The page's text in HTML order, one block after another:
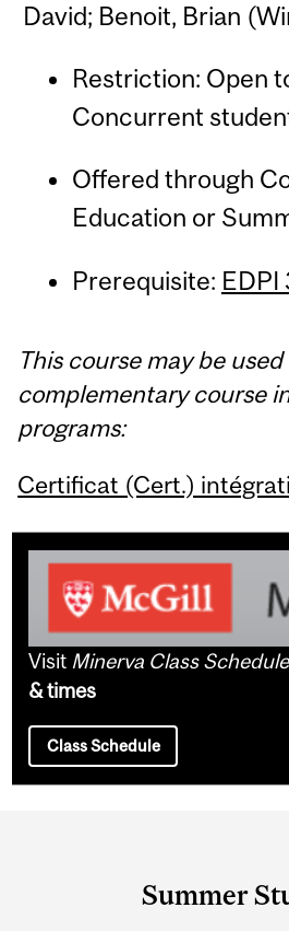
David; Benoit, Brian
Restriction: Open
Concurrent
Offered through
Education or
Prerequisite: EDPI
This course may be
complementary course
programs:
Certificat (Cert.)
Visit Minerva Class Schedule
& times
Class Schedule
Summer